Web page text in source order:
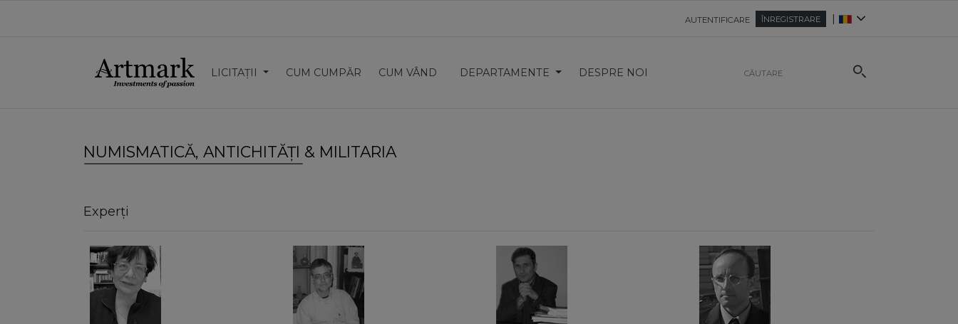
AUTENTIFICARE ÎNREGISTRARE |
LICITAȚII CUM CUMPĂR CUM VÂND DEPARTAMENTE DESPRE NOI
NUMISMATICĂ, ANTICHITĂȚI & MILITARIA
Experți